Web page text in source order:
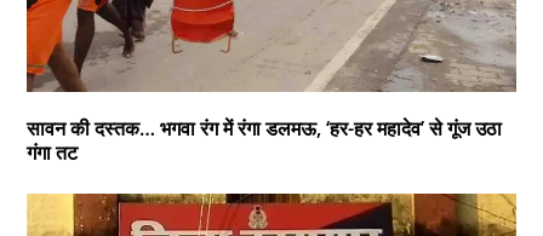
सावन की दस्तक… भगवा रंग में रंगा डलमऊ, ‘हर-हर महादेव’ से गूंज उठा
गंगा तट